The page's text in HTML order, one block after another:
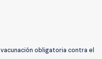
obligatoria contra el